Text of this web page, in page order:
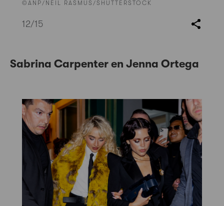
©ANP/NEIL RASMUS/SHUTTERSTOCK
12/15
Sabrina Carpenter en Jenna Ortega